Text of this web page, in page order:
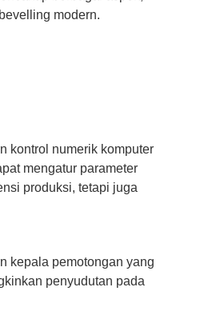
modern.
kontrol numerik komputer
mengatur parameter
produksi, tetapi juga
kepala pemotongan yang
penyudutan pada